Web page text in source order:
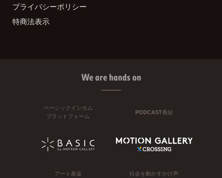
プライバシーポリシー
特商法表示
We are hands on
ベーシックインカム
プラットフォーム
PODCAST番組
アート基金 社会を動かすかけ声